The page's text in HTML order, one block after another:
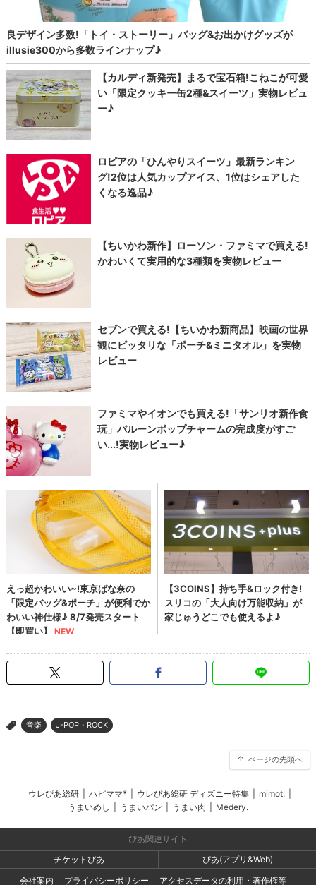
> 音楽 J-POP・ROCK
ページの先頭へ
ウレぴあ総研 ハピママ* ウレぴあ総研 ディズニー特集 mimot.
うまいめし
うまいパン うまい肉 Medery.
ぴあ関連サイト
チケットぴあ
ぴあ(アプリ&Web)
会社案内
プライバシーポリシー アクセスデータの利用・著作権等